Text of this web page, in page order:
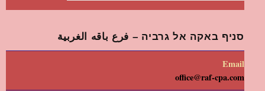
סניף באקה אל גרביה – فرع باقه الغربية
Email
office@raf-cpa.com